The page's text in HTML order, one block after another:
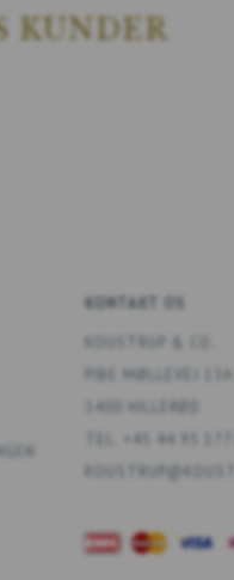
KUNDER
KONTAKT OS
PIBE MØLLEVEJ 13A
3400 HILLERØD
TEL. +45 44 95 1777